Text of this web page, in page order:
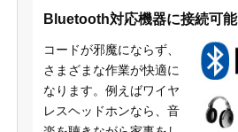
Bluetooth対応機器に接続可能
コードが邪魔にならず、
さまざまな作業が快適に
なります。例えばワイヤ
レスヘッドホンなら、音